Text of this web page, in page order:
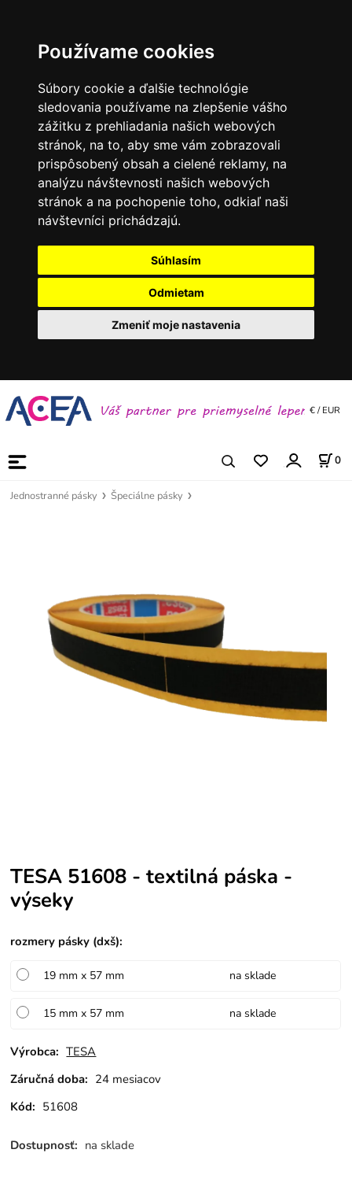
Používame cookies
Súbory cookie a ďalšie technológie
sledovania používame na zlepšenie vášho
zážitku z prehliadania našich webových
stránok, na to, aby sme vám zobrazovali
prispôsobený obsah a cielené reklamy, na
analýzu návštevnosti našich webových
stránok a na pochopenie toho, odkiaľ naši
návštevníci prichádzajú.
Súhlasím
Odmietam
Zmeniť moje nastavenia
0
€ / EUR
Jednostranné pásky Špeciálne pásky
TESA 51608 - textilná páska -
výseky
rozmery pásky (dxš):
19 mm x 57 mm na sklade
15 mm x 57 mm na sklade
Výrobca: TESA
Záručná doba: 24 mesiacov
Kód: 51608
Dostupnosť: na sklade